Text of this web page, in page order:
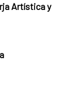
Artística y